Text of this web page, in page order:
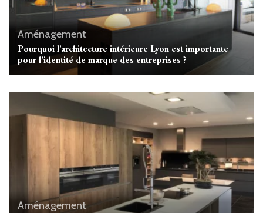
Aménagement
Pourquoi l’architecture intérieure Lyon est importante
pour l’identité de marque des entreprises ?
Aménagement